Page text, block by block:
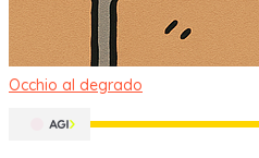
Occhio al degrado